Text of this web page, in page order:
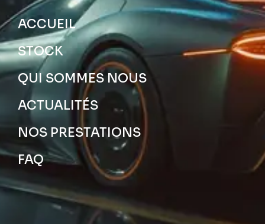
ACCUEIL
STOCK
QUI SOMMES NOUS
ACTUALITÉS
NOS PRESTATIONS
FAQ